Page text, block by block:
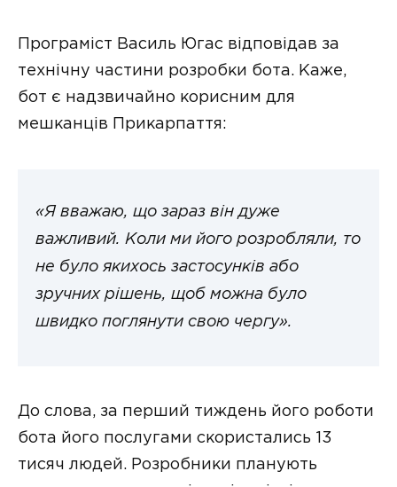
Програміст Василь Югас відповідав за
технічну частини розробки бота. Каже,
бот є надзвичайно корисним для
мешканців Прикарпаття:
«Я вважаю, що зараз він дуже
важливий. Коли ми його розробляли, то
не було якихось застосунків або
зручних рішень, щоб можна було
швидко поглянути свою чергу».
До слова, за перший тиждень його роботи
бота його послугами скористались 13
тисяч людей. Розробники планують